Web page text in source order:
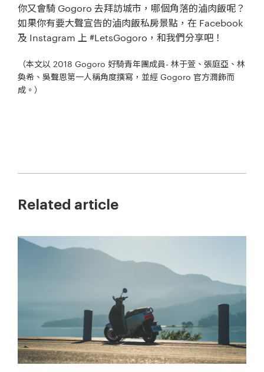
你又會騎 Gogoro 去拜訪城市，哪個角落的滷肉飯呢？
如果你有要大聲宣告的滷肉飯私房景點，在 Facebook
及 Instagram 上 #LetsGogoro，和我們分享吧！
（本文以 2018 Gogoro 好騎青年團成員- 林于萱、張庭亞、林
奐希、吳聲恩第一人稱角度撰寫，並經 Gogoro 官方潤飾而
成。）
Related article